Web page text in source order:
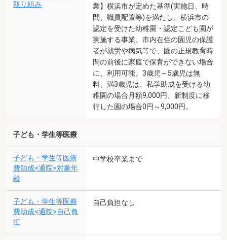
取り組み
業】横浜市が定めた基準(実施日、時
間、職員配置等)を満たし、横浜市の
認定を受けた幼稚園・認定こども園が
実施する事業。市内在住の園児の保護
者が就労や病気等で、園の正規教育時
間の前後に家庭で保育ができない場合
に、利用可能。3歳児～5歳児は無
料、満3歳児は、私学助成を受ける幼
稚園の場合月額9,000円、新制度に移
行した園の場合0円～9,000円。
子ども・学生等医療
子ども・学生等医療
費助成<通院>対象年
齢
中学校卒業まで
子ども・学生等医療
費助成<通院>自己負
担
自己負担なし